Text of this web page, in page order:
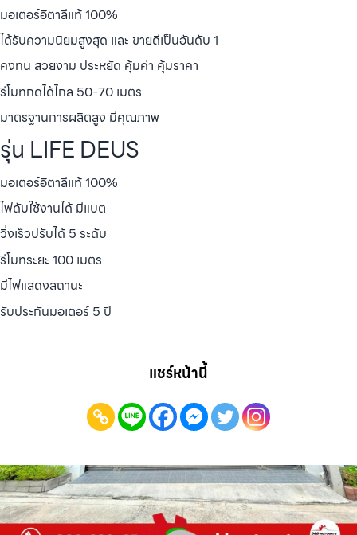
มอเตอร์อิตาลีแท้ 100%
ได้รับความนิยมสูงสุด และ ขายดีเป็นอันดับ 1
คงทน สวยงาม ประหยัด คุ้มค่า คุ้มราคา
รีโมทกดได้ไกล 50-70 เมตร
มาตรฐานการผลิตสูง มีคุณภาพ
รุ่น LIFE DEUS
มอเตอร์อิตาลีแท้ 100%
ไฟดับใช้งานได้ มีแบต
วิ่งเร็วปรับได้ 5 ระดับ
รีโมทระยะ 100 เมตร
มีไฟแสดงสถานะ
รับประกันมอเตอร์ 5 ปี
แชร์หน้านี้